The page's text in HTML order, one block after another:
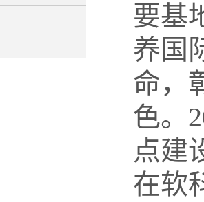
要基
养国
命，
色。
点建
在软